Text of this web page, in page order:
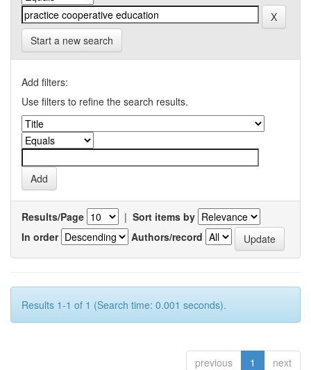
Start a new search
Add filters:
Use filters to refine the search results.
Results/Page | Sort items by
In order
Authors/record
Results 1-1 of 1 (Search time: 0.001 seconds).
previous 1 next